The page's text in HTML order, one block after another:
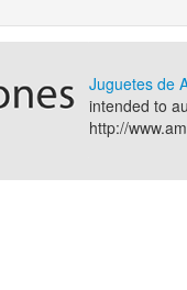
Juguetes de
intended to
http://